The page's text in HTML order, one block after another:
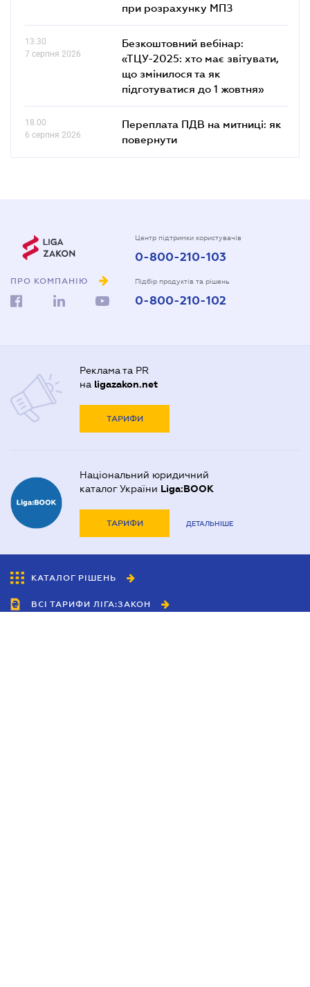
при розрахунку МПЗ
13.30
7 серпня 2026
Безкоштовний вебінар:
«ТЦУ-2025: хто має звітувати,
що змінилося та як
підготуватися до 1 жовтня»
18.00
6 серпня 2026
Переплата ПДВ на митниці: як
повернути
ПРО КОМПАНІЮ
Центр підтримки користувачів
0-800-210-103
Підбір продуктів та рішень
0-800-210-102
Реклама та PR
на ligazakon.net
ТАРИФИ
Національний юридичний
каталог України Liga:BOOK
ТАРИФИ ДЕТАЛЬНІШЕ
КАТАЛОГ РІШЕНЬ
ВСІ ТАРИФИ ЛІГА:ЗАКОН